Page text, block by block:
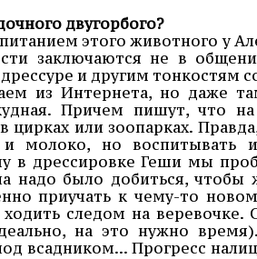
двугорбого?
этого животного у
заключаются не в
и другим тонкостям
из Интернета, но даже
Причем пишут, что
цирках или зоопарках.
молоко, но воспитывать
в дрессировке Геши мы
надо было добиться, чтобы
приучать к чему-то
следом на веревочке.
на это нужно
всадником... Прогресс